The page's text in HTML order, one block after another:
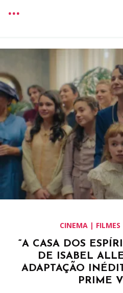
CINEMA |
“A CASA DOS
DE ISABEL
ADAPTAÇÃO
PRIME